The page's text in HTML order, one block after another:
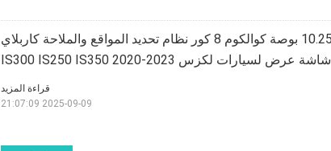
شاشة لكزس أندرويد 10.25 بوصة كوالكوم 8 كور نظام تحديد المواقع والملاحة كاربلاي
شاشة عرض لسيارات لكزس IS300 IS250 IS350 2020-2023
قراءة المزيد
2025-09-09 21:07:09